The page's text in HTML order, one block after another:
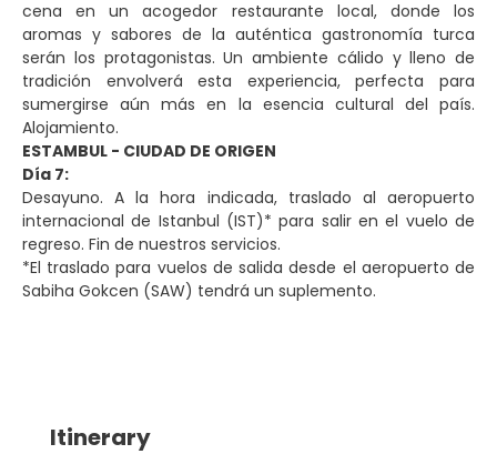
cena en un acogedor restaurante local, donde los
aromas y sabores de la auténtica gastronomía turca
serán los protagonistas. Un ambiente cálido y lleno de
tradición envolverá esta experiencia, perfecta para
sumergirse aún más en la esencia cultural del país.
Alojamiento.
ESTAMBUL - CIUDAD DE ORIGEN
Día 7:
Desayuno. A la hora indicada, traslado al aeropuerto
internacional de Istanbul (IST)* para salir en el vuelo de
regreso. Fin de nuestros servicios.
*El traslado para vuelos de salida desde el aeropuerto de
Sabiha Gokcen (SAW) tendrá un suplemento.
Itinerary